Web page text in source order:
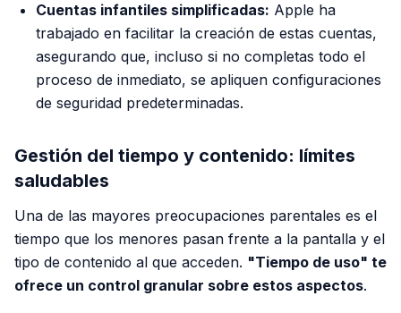
Cuentas infantiles simplificadas: Apple ha
trabajado en facilitar la creación de estas cuentas,
asegurando que, incluso si no completas todo el
proceso de inmediato, se apliquen configuraciones
de seguridad predeterminadas.
Gestión del tiempo y contenido: límites
saludables
Una de las mayores preocupaciones parentales es el
tiempo que los menores pasan frente a la pantalla y el
tipo de contenido al que acceden. "Tiempo de uso" te
ofrece un control granular sobre estos aspectos.